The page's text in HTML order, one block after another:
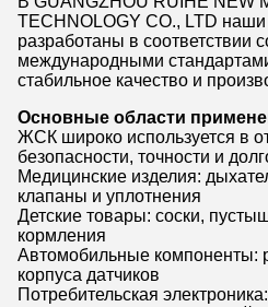
TECHNOLOGY CO., LTD
разработаны в соответствии
международными
стабильное качество и
Основные области
ЖСК широко используется в
безопасности, точности и
Медицинские изделия:
клапаны и уплотнения
Детские товары: соски,
кормления
Автомобильные компоненты:
корпуса датчиков
Потребительская